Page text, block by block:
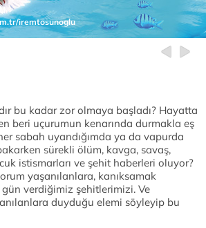
iremtosunoglu
bu kadar zor olmaya başladı? Hayatta
beri uçurumun kenarında durmakla eş
sabah uyandığımda ya da vapurda
sürekli ölüm, kavga, savaş,
istismarları ve şehit haberleri oluyor?
yaşanılanlara, kanıksamak
verdiğimiz şehitlerimizi. Ve
duyduğu elemi söyleyip bu